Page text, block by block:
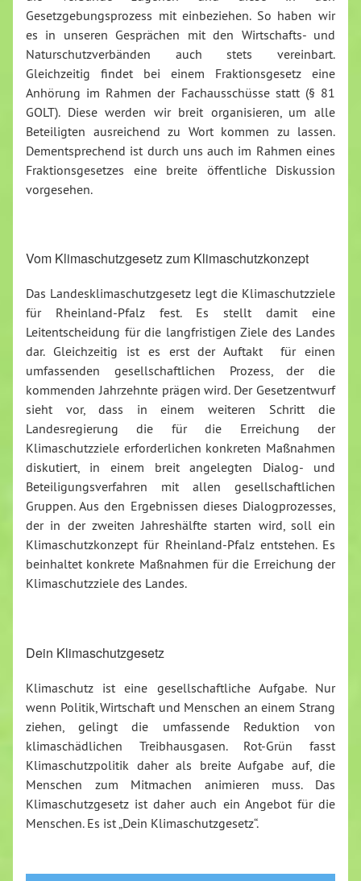
Gesetzgebungsprozess mit einbeziehen. So haben wir
es in unseren Gesprächen mit den Wirtschafts- und
Naturschutzverbänden auch stets vereinbart.
Gleichzeitig findet bei einem Fraktionsgesetz eine
Anhörung im Rahmen der Fachausschüsse statt (§ 81
GOLT). Diese werden wir breit organisieren, um alle
Beteiligten ausreichend zu Wort kommen zu lassen.
Dementsprechend ist durch uns auch im Rahmen eines
Fraktionsgesetzes eine breite öffentliche Diskussion
vorgesehen.
Vom Klimaschutzgesetz zum Klimaschutzkonzept
Das Landesklimaschutzgesetz legt die Klimaschutzziele
für Rheinland-Pfalz fest. Es stellt damit eine
Leitentscheidung für die langfristigen Ziele des Landes
dar. Gleichzeitig ist es erst der Auftakt für einen
umfassenden gesellschaftlichen Prozess, der die
kommenden Jahrzehnte prägen wird. Der Gesetzentwurf
sieht vor, dass in einem weiteren Schritt die
Landesregierung die für die Erreichung der
Klimaschutzziele erforderlichen konkreten Maßnahmen
diskutiert, in einem breit angelegten Dialog- und
Beteiligungsverfahren mit allen gesellschaftlichen
Gruppen. Aus den Ergebnissen dieses Dialogprozesses,
der in der zweiten Jahreshälfte starten wird, soll ein
Klimaschutzkonzept für Rheinland-Pfalz entstehen. Es
beinhaltet konkrete Maßnahmen für die Erreichung der
Klimaschutzziele des Landes.
Dein Klimaschutzgesetz
Klimaschutz ist eine gesellschaftliche Aufgabe. Nur
wenn Politik, Wirtschaft und Menschen an einem Strang
ziehen, gelingt die umfassende Reduktion von
klimaschädlichen Treibhausgasen. Rot-Grün fasst
Klimaschutzpolitik daher als breite Aufgabe auf, die
Menschen zum Mitmachen animieren muss. Das
Klimaschutzgesetz ist daher auch ein Angebot für die
Menschen. Es ist „Dein Klimaschutzgesetz“.